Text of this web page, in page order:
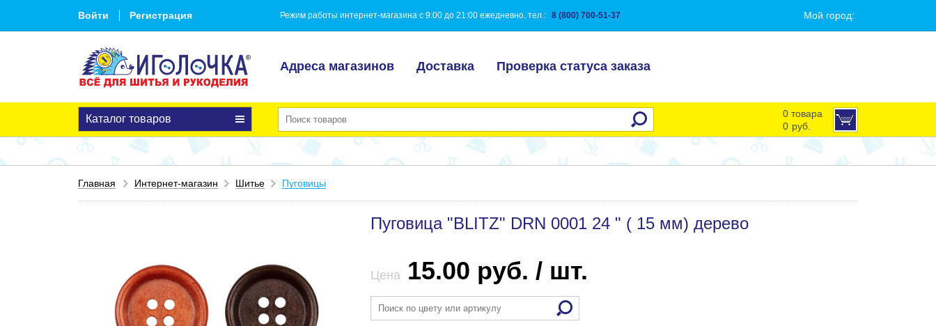
Войти Регистрация Режим работы интернет-магазина с 9:00 до 21:00 ежедневно, тел.: 8 (800) 700-51-37 Мой город:
Адреса магазинов Доставка Проверка статуса заказа
Каталог товаров
0 товара
0 руб.
Главная Интернет-магазин Шитье Пуговицы
Пуговица "BLITZ" DRN 0001 24 " ( 15 мм) дерево
Цена 15.00 руб. / шт.